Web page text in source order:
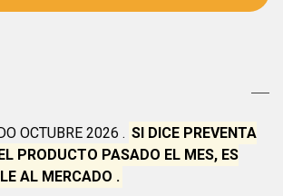
OCTUBRE 2026 . SI DICE PREVENTA
PRODUCTO PASADO EL MES, ES
AL MERCADO .